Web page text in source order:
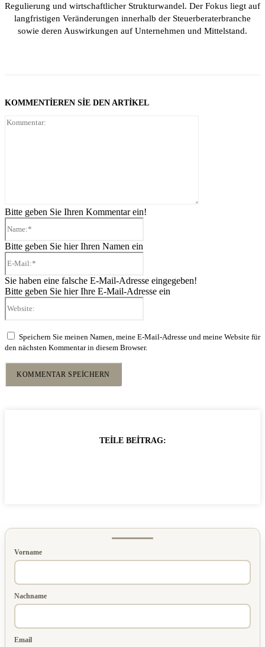
Regulierung und wirtschaftlicher Strukturwandel. Der Fokus liegt auf
langfristigen Veränderungen innerhalb der Steuerberaterbranche
sowie deren Auswirkungen auf Unternehmen und Mittelstand.
KOMMENTIEREN SIE DEN ARTIKEL
Bitte geben Sie Ihren Kommentar ein!
Bitte geben Sie hier Ihren Namen ein
Sie haben eine falsche E-Mail-Adresse eingegeben!
Bitte geben Sie hier Ihre E-Mail-Adresse ein
Speichern Sie meinen Namen, meine E-Mail-Adresse und meine Website für
den nächsten Kommentar in diesem Browser.
TEILE BEITRAG:
Vorname
Nachname
Email